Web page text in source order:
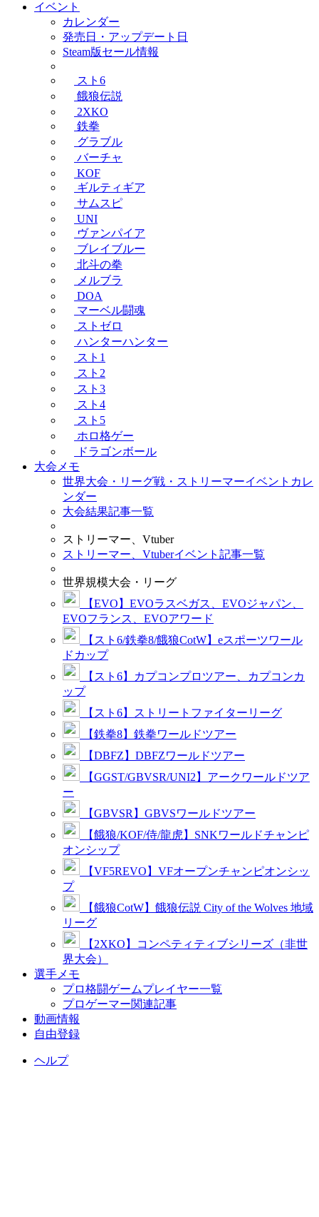
イベント
カレンダー
発売日・アップデート日
Steam版セール情報
スト6
餓狼伝説
2XKO
鉄拳
グラブル
バーチャ
KOF
ギルティギア
サムスピ
UNI
ヴァンパイア
ブレイブルー
北斗の拳
メルブラ
DOA
マーベル闘魂
ストゼロ
ハンターハンター
スト1
スト2
スト3
スト4
スト5
ホロ格ゲー
ドラゴンボール
大会メモ
世界大会・リーグ戦・ストリーマーイベントカレ
ンダー
大会結果記事一覧
ストリーマー、Vtuber
ストリーマー、Vtuberイベント記事一覧
世界規模大会・リーグ
【EVO】EVOラスベガス、EVOジャパン、
EVOフランス、EVOアワード
【スト6/鉄拳8/餓狼CotW】eスポーツワール
ドカップ
【スト6】カプコンプロツアー、カプコンカ
ップ
【スト6】ストリートファイターリーグ
【鉄拳8】鉄拳ワールドツアー
【DBFZ】DBFZワールドツアー
【GGST/GBVSR/UNI2】アークワールドツア
ー
【GBVSR】GBVSワールドツアー
【餓狼/KOF/侍/龍虎】SNKワールドチャンピ
オンシップ
【VF5REVO】VFオープンチャンピオンシッ
プ
【餓狼CotW】餓狼伝説 City of the Wolves 地域
リーグ
【2XKO】コンペティティブシリーズ（非世
界大会）
選手メモ
プロ格闘ゲームプレイヤー一覧
プロゲーマー関連記事
動画情報
自由登録
ヘルプ